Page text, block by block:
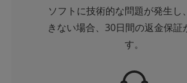
ソフトに技術的な問題が発生し
きない場合、30日間の返金保証
す。